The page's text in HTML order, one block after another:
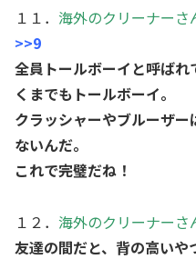
１１． 海外のクリーナーさ
>>9
全員トールボーイと呼ば
くまでもトールボーイ。
クラッシャーやブルーザ
ないんだ。
これで完璧だね！
１２． 海外のクリーナーさ
友達の間だと、背の高いや